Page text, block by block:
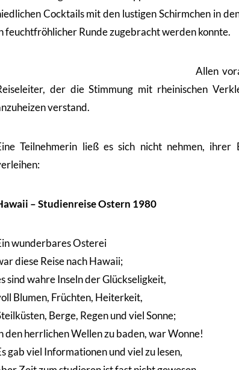
Cocktails mit den lustigen Schirmchen in
feuchtfröhlicher Runde zugebracht werden konnte.
Allen
der die Stimmung mit rheinischen
verstand.
Teilnehmerin ließ es sich nicht nehmen,
– Studienreise Ostern 1980
wunderbares Osterei
diese Reise nach Hawaii;
sind wahre Inseln der Glückseligkeit,
Blumen, Früchten, Heiterkeit,
Berge, Regen und viel Sonne;
den herrlichen Wellen zu baden, war Wonne!
gab viel Informationen und viel zu lesen,